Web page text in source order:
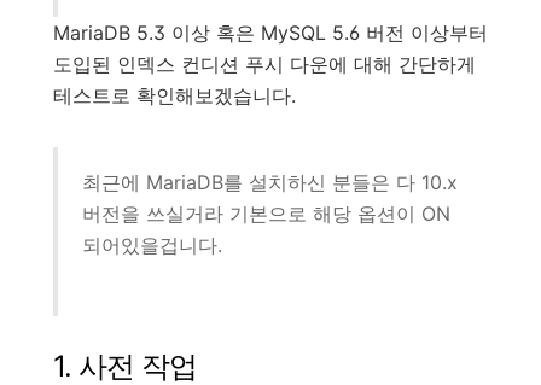
MariaDB 5.3 이상 혹은 MySQL 5.6 버전 이상부터
도입된 인덱스 컨디션 푸시 다운에 대해 간단하게
테스트로 확인해보겠습니다.
최근에 MariaDB를 설치하신 분들은 다 10.x
버전을 쓰실거라 기본으로 해당 옵션이 ON
되어있을겁니다.
1. 사전 작업